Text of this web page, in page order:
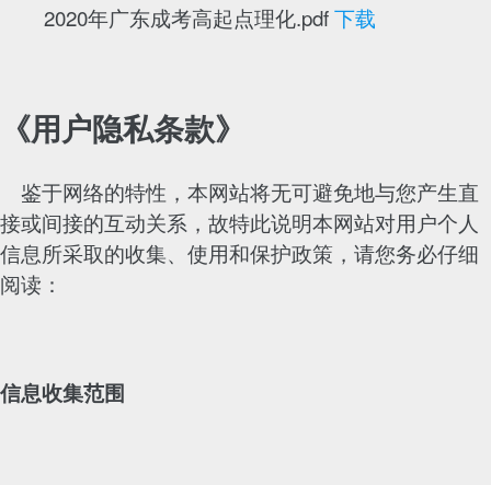
2020年广东成考高起点理化.pdf下载
《用户隐私条款》
鉴于网络的特性，本网站将无可避免地与您产生直
接或间接的互动关系，故特此说明本网站对用户个人
信息所采取的收集、使用和保护政策，请您务必仔细
阅读：
信息收集范围